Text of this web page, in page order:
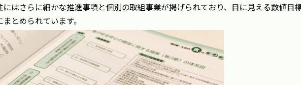
はさらに細かな推進事項と個別の取組事業が掲げられており、目に見える数値目
とめられています。